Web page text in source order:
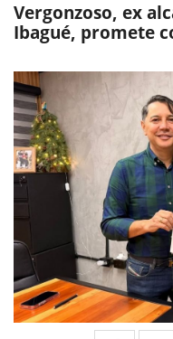
Vergonzoso, ex
Ibagué, promete